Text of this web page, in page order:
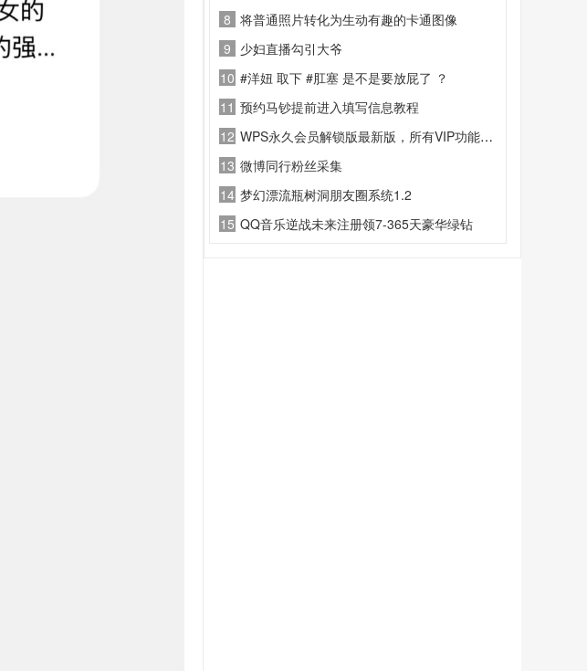
8 将普通照片转化为生动有趣的卡通图像
9 少妇直播勾引大爷
10 #洋妞 取下 #肛塞 是不是要放屁了 ？
11 预约马钞提前进入填写信息教程
12 WPS永久会员解锁版最新版，所有VIP功能全部免费使用
13 微博同行粉丝采集
14 梦幻漂流瓶树洞朋友圈系统1.2
15 QQ音乐逆战未来注册领7-365天豪华绿钻